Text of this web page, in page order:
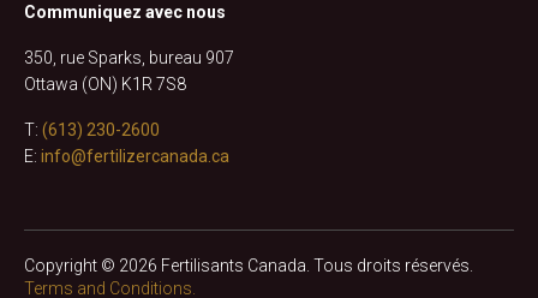
Communiquez avec nous
350, rue Sparks, bureau 907
Ottawa (ON) K1R 7S8
T: (613) 230-2600
E: info@fertilizercanada.ca
Copyright © 2026 Fertilisants Canada. Tous droits réservés.
Terms and Conditions.